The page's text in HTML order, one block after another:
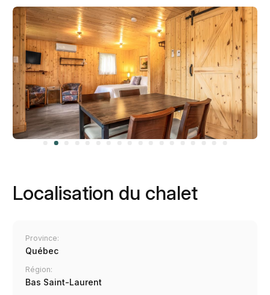
Localisation du chalet
Province:
Québec
Région:
Bas Saint-Laurent